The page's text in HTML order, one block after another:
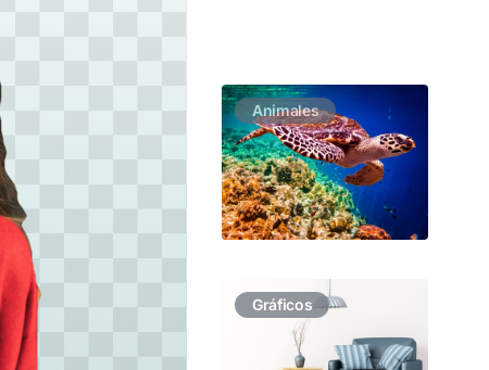
Animales
Gráficos